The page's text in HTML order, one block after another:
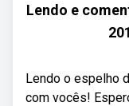
Lendo e
Lendo o espelho
com vocês!